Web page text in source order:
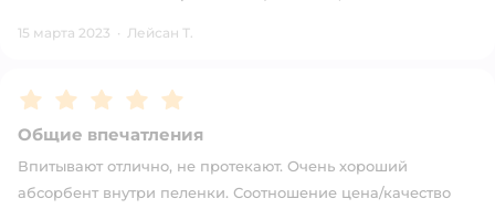
15 марта 2023 · Лейсан Т.
Рейтинг:5
Общие впечатления
Впитывают отлично, не протекают. Очень хороший
абсорбент внутри пеленки. Соотношение цена/качество